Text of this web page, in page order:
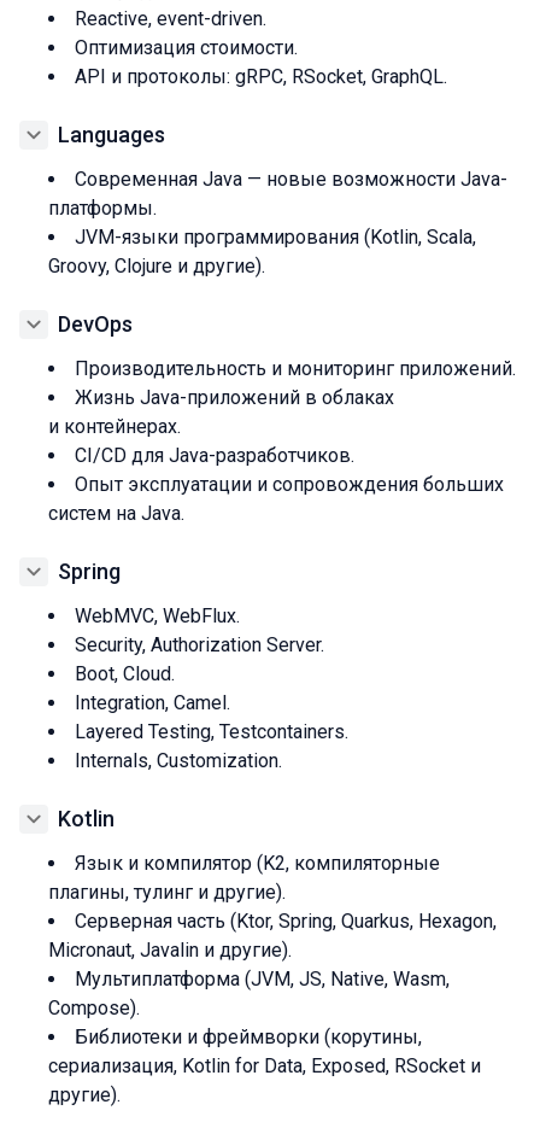
Reactive, event-driven.
Оптимизация стоимости.
API и протоколы: gRPC, RSocket, GraphQL.
Languages
Современная Java — новые возможности Java-
платформы.
JVM-языки программирования (Kotlin, Scala,
Groovy, Clojure и другие).
DevOps
Производительность и мониторинг приложений.
Жизнь Java-приложений в облаках
и контейнерах.
CI/CD для Java-разработчиков.
Опыт эксплуатации и сопровождения больших
систем на Java.
Spring
WebMVC, WebFlux.
Security, Authorization Server.
Boot, Cloud.
Integration, Camel.
Layered Testing, Testcontainers.
Internals, Сustomization.
Kotlin
Язык и компилятор (K2, компиляторные
плагины, тулинг и другие).
Серверная часть (Ktor, Spring, Quarkus, Hexagon,
Micronaut, Javalin и другие).
Мультиплатформа (JVM, JS, Native, Wasm,
Compose).
Библиотеки и фреймворки (корутины,
сериализация, Kotlin for Data, Exposed, RSocket и
другие).